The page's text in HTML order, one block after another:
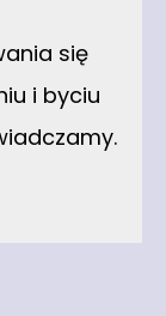
się
i byciu